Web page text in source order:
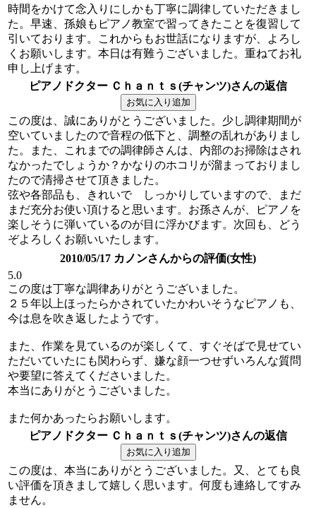
時間をかけて念入りにしかも丁寧に調律していただきまし
た。早速、孫娘もピアノ教室で習ってきたことを復習して
引いております。これからもお世話になりますが、よろし
くお願いします。本日は有難うございました。重ねてお礼
申し上げます。
ピアノドクター Ｃｈａｎｔｓ(チャンツ)さんの返信
この度は、誠にありがとうございました。少し調律期間が
空いていましたので音程の低下と、調整の乱れがありまし
た。また、これまでの調律師さんは、内部のお掃除はされ
なかったでしょうか？かなりのホコリが溜まっておりまし
たので清掃させて頂きました。
弦や各部品も、きれいで しっかりしていますので、まだ
まだ充分お使い頂けると思います。お孫さんが、ピアノを
楽しそうに弾いているのが目に浮かびます。次回も、どう
ぞよろしくお願いいたします。
2010/05/17 カノンさんからの評価(女性)
5.0
この度は丁寧な調律ありがとうございました。
２５年以上ほったらかされていたかわいそうなピアノも、
今は息を吹き返したようです。
また、作業を見ているのが楽しくて、すぐそばで見せてい
ただいていたにも関わらず、嫌な顔一つせずいろんな質問
や要望に答えてくださいました。
本当にありがとうございました。
また何かあったらお願いします。
ピアノドクター Ｃｈａｎｔｓ(チャンツ)さんの返信
この度は、本当にありがとうございました。又、とても良
い評価を頂きまして嬉しく思います。何度も連絡してすみ
ません。